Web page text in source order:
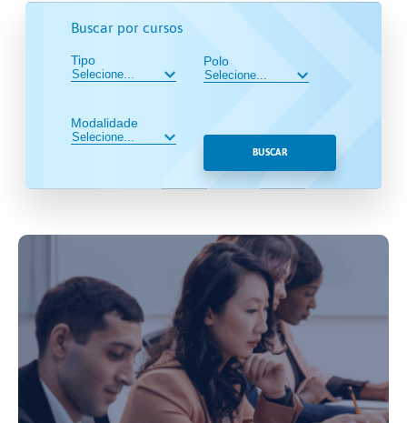
Buscar por cursos
Tipo
Modalidade
Polo
BUSCAR